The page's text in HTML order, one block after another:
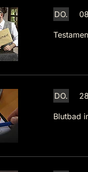
DO.
DO.
Blutbad